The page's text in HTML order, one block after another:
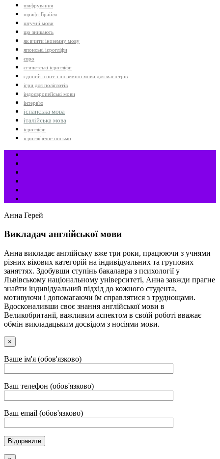
шифрування
шрифт Брайля
штучні мови
що зникають
як вчити іноземну мову
японські ієрогліфи
євро
єгипетські ієрогліфи
єдиний іспит з іноземної мови для магістрів
ігри для поліглотів
індоєвропейські мови
інтерв'ю
іспанська мова
італійська мова
ієрогліфи
ієрогліфічне письмо
Анна Герей
Викладач англійської мови
Анна викладає англійську вже три роки, працюючи з учнями
різних вікових категорій на індивідуальних та групових
заняттях. Здобувши ступінь бакалавра з психології у
Львівському національному університеті, Анна завжди прагне
знайти індивідуальний підхід до кожного студента,
мотивуючи і допомагаючи їм справлятися з труднощами.
Вдосконаливши своє знання англійської мови в
Великобританії, важливим аспектом в своїй роботі вважає
обмін викладацьким досвідом з носіями мови.
×
Ваше ім'я (обов'язково)
Ваш телефон (обов'язково)
Ваш email (обов'язково)